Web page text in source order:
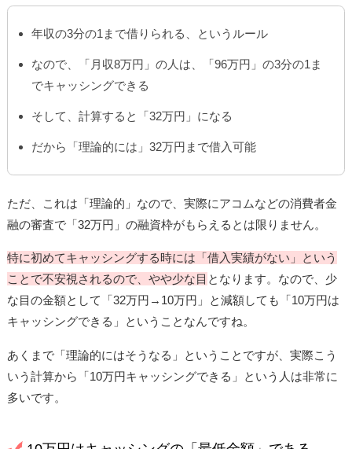
年収の3分の1まで借りられる、というルール
なので、「月収8万円」の人は、「96万円」の3分の1ま
でキャッシングできる
そして、計算すると「32万円」になる
だから「理論的には」32万円まで借入可能
ただ、これは「理論的」なので、実際にアコムなどの消費者金
融の審査で「32万円」の融資枠がもらえるとは限りません。
特に初めてキャッシングする時には「借入実績がない」という
ことで不安視されるので、やや少な目 となります。なので、少
な目の金額として「32万円→10万円」と減額しても「10万円は
キャッシングできる」ということなんですね。
あくまで「理論的にはそうなる」ということですが、実際こう
いう計算から「10万円キャッシングできる」という人は非常に
多いです。